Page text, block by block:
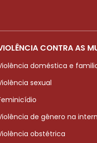
CONTRA AS
doméstica e
sexual
de gênero na
obstétrica